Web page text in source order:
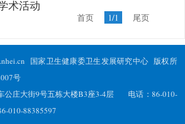
术活动
首页 1/1 尾页
国家卫生健康委卫生发展研究中心 版权所
号
公庄大街9号五栋大楼B3座3-4层 电话：86-010-
88385597